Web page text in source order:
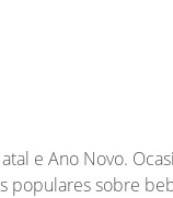
e Ano Novo.
populares sobre